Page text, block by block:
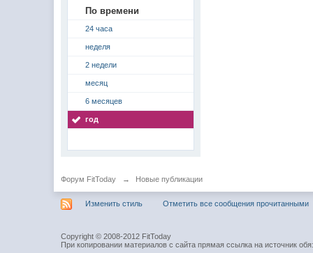
По времени
24 часа
неделя
2 недели
месяц
6 месяцев
год
Форум FitToday → Новые публикации
Изменить стиль Отметить все сообщения прочитанными
Copyright © 2008-2012 FitToday
При копировании материалов с сайта прямая ссылка на источник